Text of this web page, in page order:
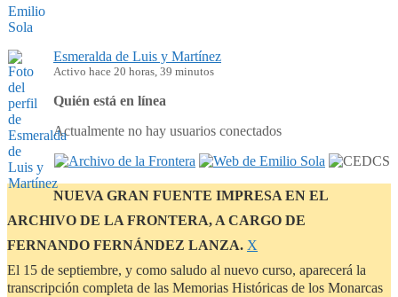
Esmeralda de Luis y Martínez
Activo hace 20 horas, 39 minutos
Quién está en línea
Actualmente no hay usuarios conectados
NUEVA GRAN FUENTE IMPRESA EN EL
ARCHIVO DE LA FRONTERA, A CARGO DE
FERNANDO FERNÁNDEZ LANZA. Descartar
aviso
Χ
El 15 de septiembre, y como saludo al nuevo curso, aparecerá la
transcripción completa de las Memorias Históricas de los Monarcas